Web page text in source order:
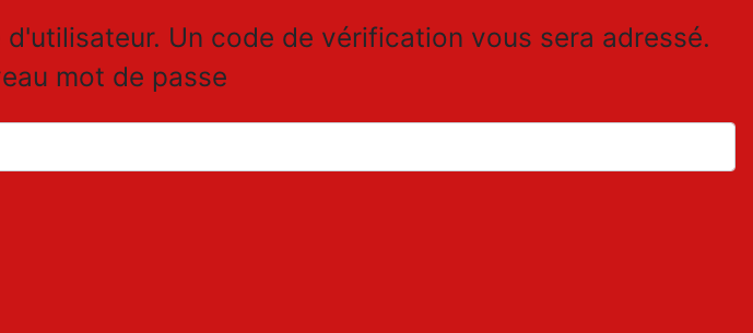
Un code de vérification vous sera adressé.
mot de passe